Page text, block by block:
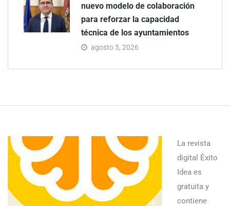
nuevo modelo de colaboración
para reforzar la capacidad
técnica de los ayuntamientos
agosto 5, 2026
La revista
digital Éxito
Idea es
gratuita y
contiene